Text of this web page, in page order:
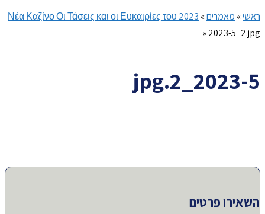
ראשי» מאמרים»
Νέα Καζίνο Οι Τάσεις και οι Ευκαιρίες του 2023
»2023-5_2.jpg
2023-5_2.jpg
השאירו פרטים